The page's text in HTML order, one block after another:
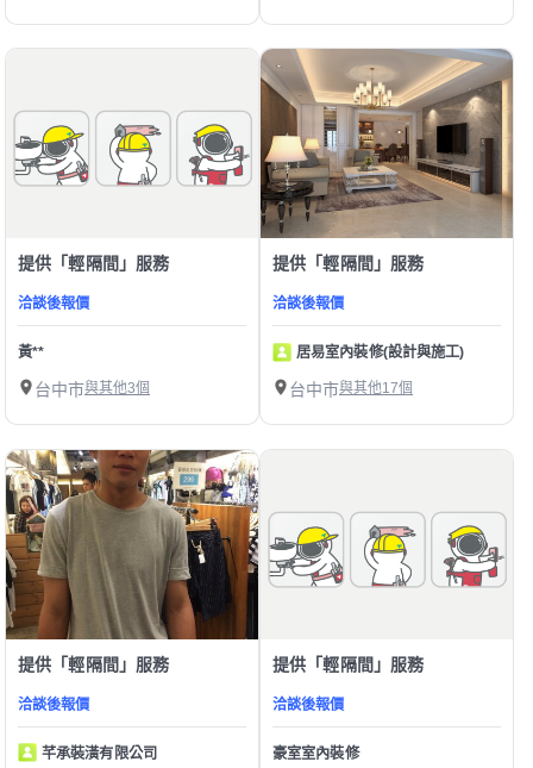
提供「輕隔間」服務
洽談後報價
黃**
台中市與其他3個
提供「輕隔間」服務
洽談後報價
居易室內裝修(設計與施工)
台中市與其他17個
提供「輕隔間」服務
洽談後報價
芊承裝潢有限公司
提供「輕隔間」服務
洽談後報價
豪室室內裝修